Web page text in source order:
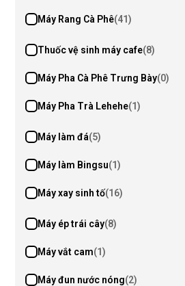
Máy Rang Cà Phê(41)
Thuốc vệ sinh máy cafe(8)
Máy Pha Cà Phê Trưng Bày(0)
Máy Pha Trà Lehehe(1)
Máy làm đá(5)
Máy làm Bingsu(1)
Máy xay sinh tố(16)
Máy ép trái cây(8)
Máy vắt cam(1)
Máy đun nước nóng(2)